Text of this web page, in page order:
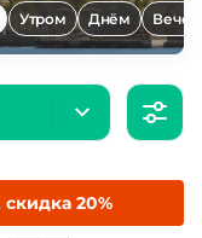
Утром Днём
20%
5